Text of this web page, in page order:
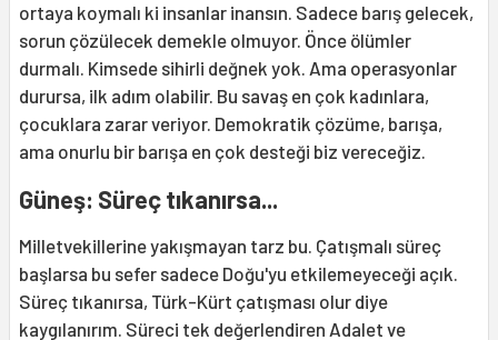
ortaya koymalı ki insanlar inansın. Sadece barış gelecek,
sorun çözülecek demekle olmuyor. Önce ölümler
durmalı. Kimsede sihirli değnek yok. Ama operasyonlar
durursa, ilk adım olabilir. Bu savaş en çok kadınlara,
çocuklara zarar veriyor. Demokratik çözüme, barışa,
ama onurlu bir barışa en çok desteği biz vereceğiz.
Güneş: Süreç tıkanırsa...
Milletvekillerine yakışmayan tarz bu. Çatışmalı süreç
başlarsa bu sefer sadece Doğu'yu etkilemeyeceği açık.
Süreç tıkanırsa, Türk-Kürt çatışması olur diye
kaygılanırım. Süreci tek değerlendiren Adalet ve